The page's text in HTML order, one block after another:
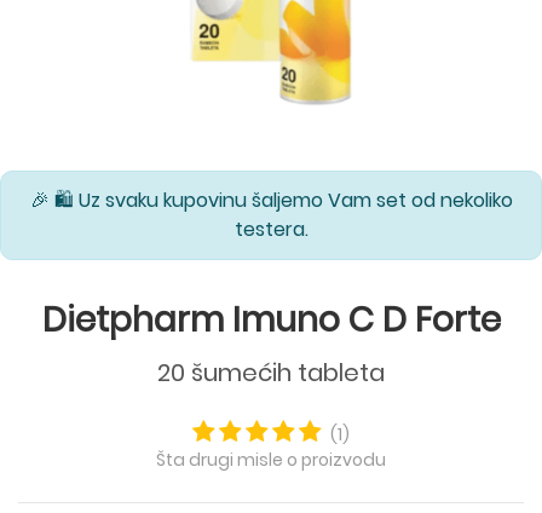
🎉 🛍️ Uz svaku kupovinu šaljemo Vam set od nekoliko
testera.
Dietpharm Imuno C D Forte
20 šumećih tableta
(1)
Šta drugi misle o proizvodu